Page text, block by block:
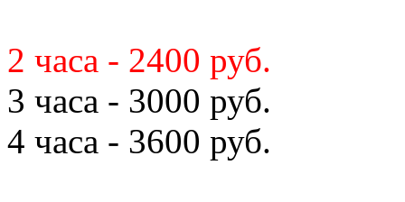
2 часа - 2400 руб.
3 часа - 3000 руб.
4 часа - 3600 руб.